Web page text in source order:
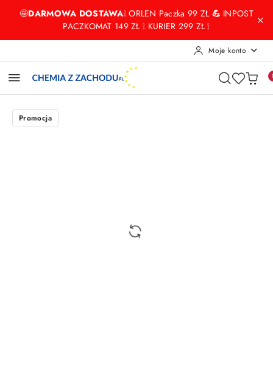
Przejdź do treści głównej
Przejdź do wyszukiwarki
Przejdź do moje konto
Przejdź do menu głównego
Przejdź do opisu produktu
Przejdź do stopki
🤩DARMOWA DOSTAWA❕ ORLEN Paczka 99 ZŁ💪 INPOST
PACZKOMAT 149 ZŁ ❕ KURIER 299 ZŁ ❕
Moje konto
Promocja